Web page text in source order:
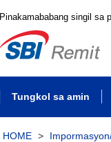
Pinakamababang singil sa
Tungkol sa amin
HOME >